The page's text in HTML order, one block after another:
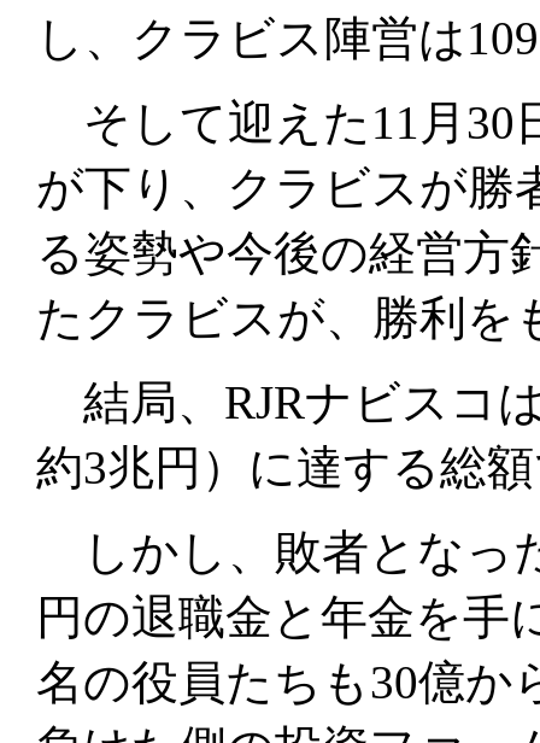
し、クラビス陣営は
そして迎えた11月30
が下り、クラビスが勝
る姿勢や今後の経営方
たクラビスが、勝利を
結局、RJRナビスコ
約3兆円）に達する総
しかし、敗者となっ
円の退職金と年金を手
名の役員たちも30億か